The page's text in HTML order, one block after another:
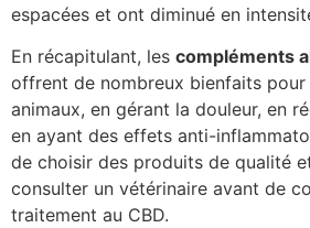
espacées et ont diminué en
En récapitulant, les compléments
offrent de nombreux bienfaits
animaux, en gérant la douleur, en
en ayant des effets anti-
de choisir des produits de qualité
consulter un vétérinaire avant de
traitement au CBD.